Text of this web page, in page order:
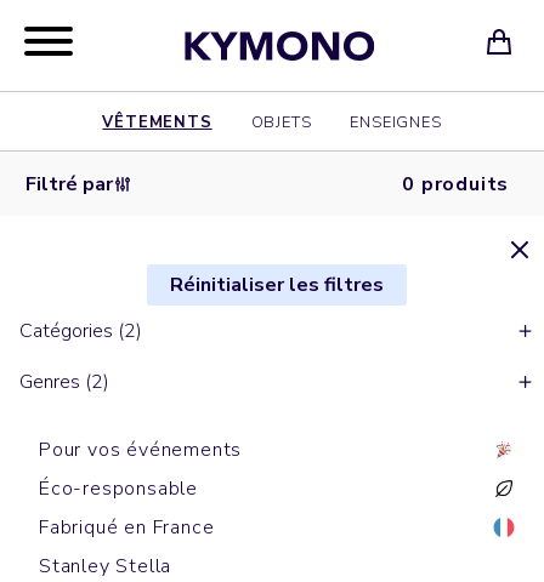
VÊTEMENTS OBJETS ENSEIGNES
Filtré par 0 produits
Réinitialiser les filtres
Catégories (2)
Genres (2)
Pour vos événements
Éco-responsable
Fabriqué en France
Stanley Stella